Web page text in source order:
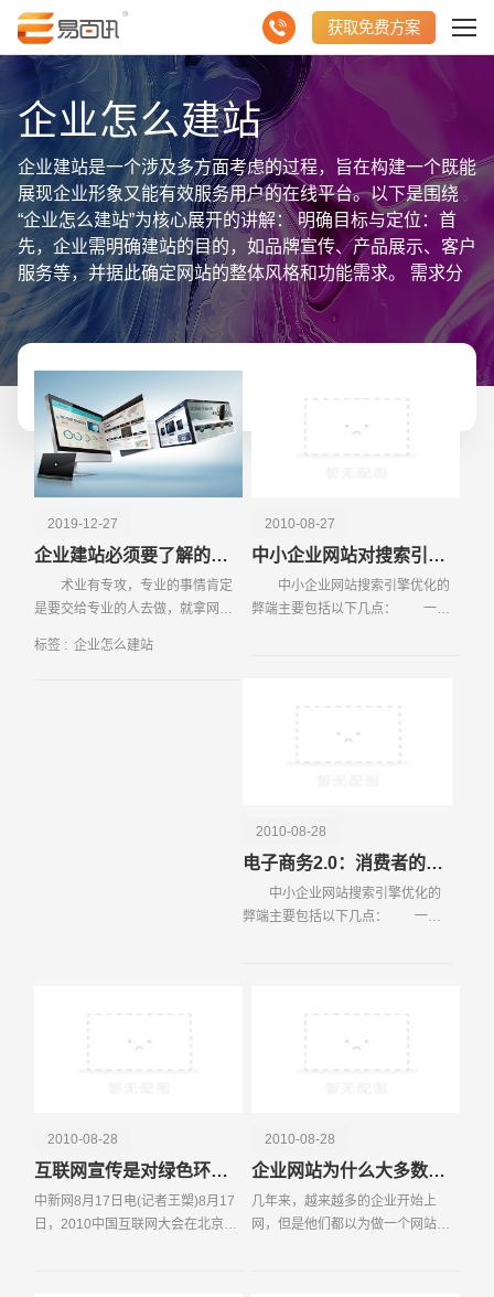
获取免费方案
企业怎么建站
企业建站是一个涉及多方面考虑的过程，旨在构建一个既能
展现企业形象又能有效服务用户的在线平台。以下是围绕
“企业怎么建站”为核心展开的讲解： 明确目标与定位：首
先，企业需明确建站的目的，如品牌宣传、产品展示、客户
服务等，并据此确定网站的整体风格和功能需求。 需求分
析与规划：深入分析目标受众的需求和行为习惯，结合市场
趋势，制定详细的网站规划，包括内容结构、功能模块、用
户体验设计等。 技术选型与开发：根据网站需求选择合适
行网站开发。注重网站的响应式设计、SEO优化和安全
性。 内容策划与填充：围绕网站目标和用户需求，策划并
撰写高质量的内容，包括文字、图片、视频等。确保内容既
符合企业形象又能吸引用户。 测试与优化：在网站上线前
备案和域名解析后，将网站正式上线。通过搜索引擎优化、
社交媒体宣传、广告投放等多种方式进行推广，吸引更多用
户访问。 持续维护与更新：网站上线后需定期更新内容、
修复bug、优化性能，确保网站始终保持最佳状态。同时，
2019-12-27
企业建站必须要了解的几个注意事项！
术业有专攻，专业的事情肯定
是要交给专业的人去做，就拿网站
建设团队，当他们对网站有需求
标签 : 企业怎么建站
2010-08-27
中小企业网站对搜索引擎优化存在的弊端
中小企业网站搜索引擎优化的
弊端主要包括以下几点： 一、
2010-08-28
电子商务2.0：消费者的革命
中小企业网站搜索引擎优化的
弊端主要包括以下几点： 一、
2010-08-28
企业网站为什么大多数都发挥不了作用？
几年来，越来越多的企业开始上
网，但是他们都以为做一个网站就
2010-08-28
互联网宣传是对绿色环保事业的良好支持
中新网8月17日电(记者王槊)8月17
日，2010中国互联网大会在北京举
电话 微信号